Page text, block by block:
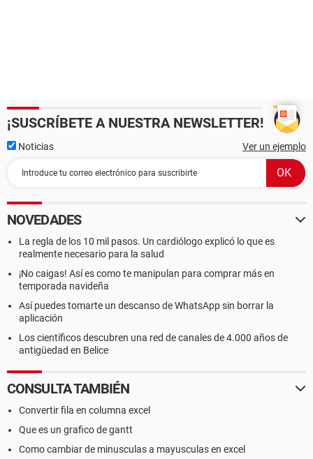
¡SUSCRÍBETE A NUESTRA NEWSLETTER!
Noticias Ver un ejemplo
NOVEDADES
La regla de los 10 mil pasos. Un cardiólogo explicó lo que es
realmente necesario para la salud
¡No caigas! Así es como te manipulan para comprar más en
temporada navideña
Así puedes tomarte un descanso de WhatsApp sin borrar la
aplicación
Los científicos descubren una red de canales de 4.000 años de
antigüedad en Belice
CONSULTA TAMBIÉN
Convertir fila en columna excel
Que es un grafico de gantt
Como cambiar de minusculas a mayusculas en excel